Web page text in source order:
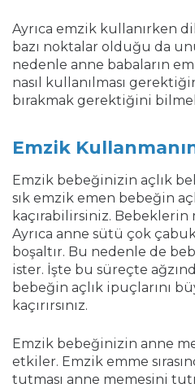
Ayrıca emzik kullanırken
bazı noktalar olduğu da
nedenle anne babaların
nasıl kullanılması
bırakmak gerektiğini
Emzik
Emzik bebeğinizin açlık
sık emzik emen bebeğin
kaçırabilirsiniz.
Ayrıca anne sütü çok
boşaltır. Bu nedenle de
ister. İşte bu süreçte
bebeğin açlık ipuçlarını
kaçırırsınız.
Emzik bebeğinizin anne
etkiler. Emzik emme
tutması anne memesini